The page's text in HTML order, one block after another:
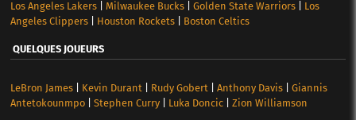
Los Angeles Lakers| Milwaukee Bucks| Golden State Warriors| Los
Angeles Clippers| Houston Rockets| Boston Celtics
QUELQUES JOUEURS
LeBron James| Kevin Durant Rudy Gobert Anthony Davis| Giannis
Antetokounmpo| Stephen Curry| Luka Doncic| Zion Williamson